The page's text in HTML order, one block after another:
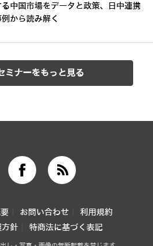
る中国市場をデータと政策、日中連携
例から読み解く
ミナーをもっと見る
お問い合わせ
利用規約
方針
特商法に基づく表記